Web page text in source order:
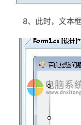
8、此时，文本框